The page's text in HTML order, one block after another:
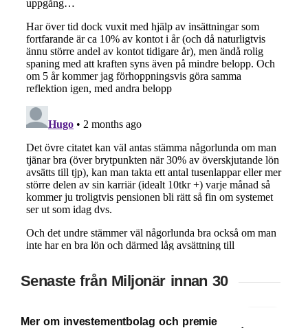
Senaste från Miljonär innan 30
Mer om investementbolag och premie